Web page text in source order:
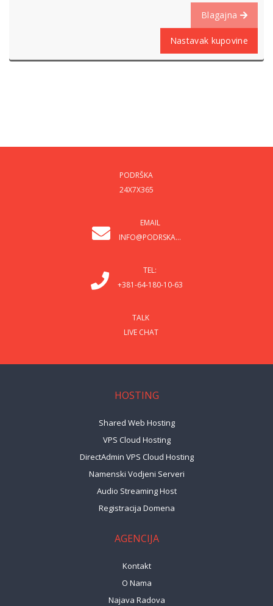
Blagajna
Nastavak kupovine
PODRŠKA
24X7X365
EMAIL
INFO@PODRSKA...
TEL:
+381-64-180-10-63
TALK
LIVE CHAT
HOSTING
Shared Web Hosting
VPS Cloud Hosting
DirectAdmin VPS Cloud Hosting
Namenski Vodjeni Serveri
Audio Streaming Host
Registracija Domena
AGENCIJA
Kontakt
O Nama
Najava Radova